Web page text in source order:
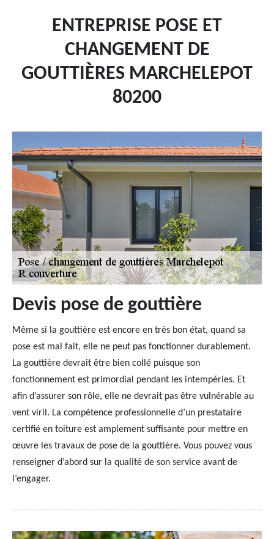
ENTREPRISE POSE ET
CHANGEMENT DE
GOUTTIÈRES MARCHELEPOT
80200
Devis pose de gouttière
Même si la gouttière est encore en très bon état, quand sa
pose est mal fait, elle ne peut pas fonctionner durablement.
La gouttière devrait être bien collé puisque son
fonctionnement est primordial pendant les intempéries. Et
afin d’assurer son rôle, elle ne devrait pas être vulnérable au
vent viril. La compétence professionnelle d’un prestataire
certifié en toiture est amplement suffisante pour mettre en
œuvre les travaux de pose de la gouttière. Vous pouvez vous
renseigner d’abord sur la qualité de son service avant de
l’engager.